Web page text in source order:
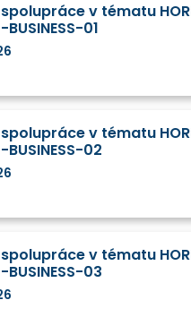
v tématu
01
v tématu
02
v tématu
03